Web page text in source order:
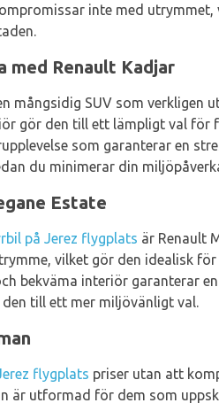
inte med
med Renault Kadjar
mångsidig SUV som verkligen
gör den till ett lämpligt val för
som garanterar en
du minimerar din
Estate
på Jerez flygplats är Renault
vilket gör den idealisk
bekväma interiör garanterar
till ett mer miljövänligt val.
flygplats priser utan att
är utformad för dem som